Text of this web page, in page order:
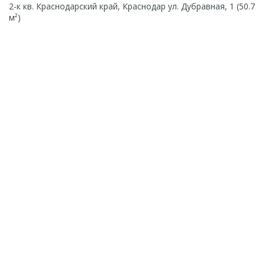
2-к кв. Краснодарский край, Краснодар ул. Дубравная, 1 (50.7
м²)